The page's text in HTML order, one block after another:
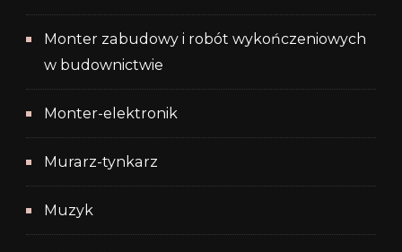
Monter zabudowy i robót wykończeniowych
w budownictwie
Monter-elektronik
Murarz-tynkarz
Muzyk